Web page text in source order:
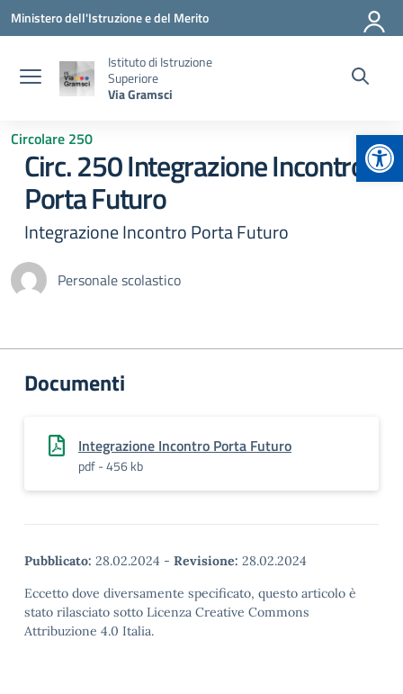
Vai ai contenuti
Vai al menu di navigazione
Vai al footer
Ministero dell'Istruzione e del Merito
Istituto di Istruzione
Superiore
Via Gramsci
Circolare 250
Circ. 250 Integrazione Incontro
Porta Futuro
Integrazione Incontro Porta Futuro
Personale scolastico
Documenti
Integrazione Incontro Porta Futuro
pdf - 456 kb
Pubblicato: 28.02.2024 - Revisione: 28.02.2024
Eccetto dove diversamente specificato, questo articolo è
stato rilasciato sotto Licenza Creative Commons
Attribuzione 4.0 Italia.